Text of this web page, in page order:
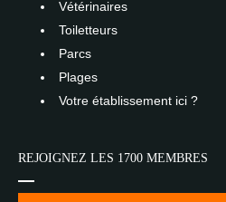
Vétérinaires
Toiletteurs
Parcs
Plages
Votre établissement ici ?
REJOIGNEZ LES 1700 MEMBRES